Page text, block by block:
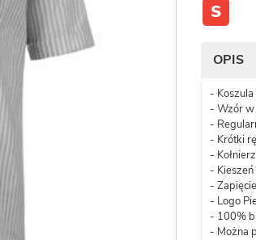
S
OPIS
-
- Wzór
-
- Krótki
-
-
-
- Logo
- 100%
- Można